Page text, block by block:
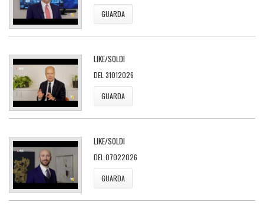
GUARDA
LIKE/SOLDI
DEL 31012026
GUARDA
LIKE/SOLDI
DEL 07022026
GUARDA